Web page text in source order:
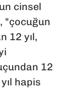
cinsel
"çocuğun
12 yıl,
12
hapis